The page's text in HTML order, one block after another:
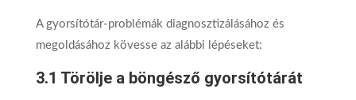
A gyorsítótár-problémák diagnosztizálásához és
megoldásához kövesse az alábbi lépéseket:
3.1 Törölje a böngésző gyorsítótárát